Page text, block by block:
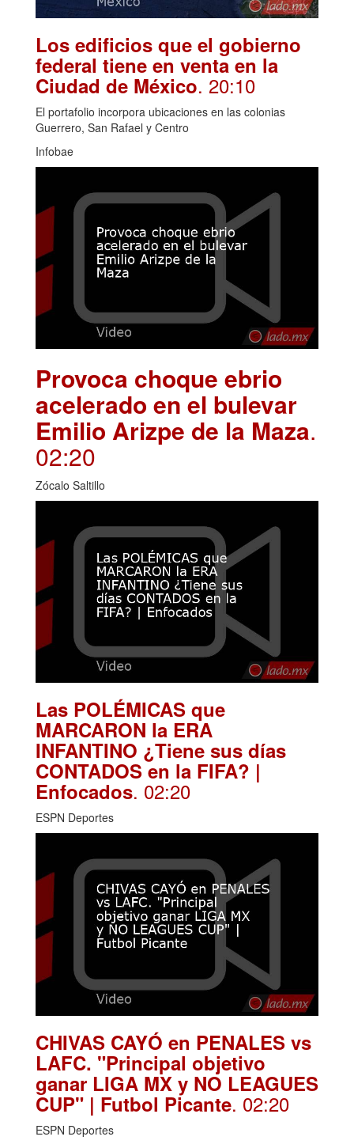
Los edificios que el gobierno
federal tiene en venta en la
Ciudad de México. 20:10
El portafolio incorpora ubicaciones en las colonias
Guerrero, San Rafael y Centro
Infobae
Provoca choque ebrio
acelerado en el bulevar
Emilio Arizpe de la Maza.
02:20
Zócalo Saltillo
Las POLÉMICAS que
MARCARON la ERA
INFANTINO ¿Tiene sus días
CONTADOS en la FIFA? |
Enfocados. 02:20
ESPN Deportes
CHIVAS CAYÓ en PENALES vs
LAFC. "Principal objetivo
ganar LIGA MX y NO LEAGUES
CUP" | Futbol Picante. 02:20
ESPN Deportes